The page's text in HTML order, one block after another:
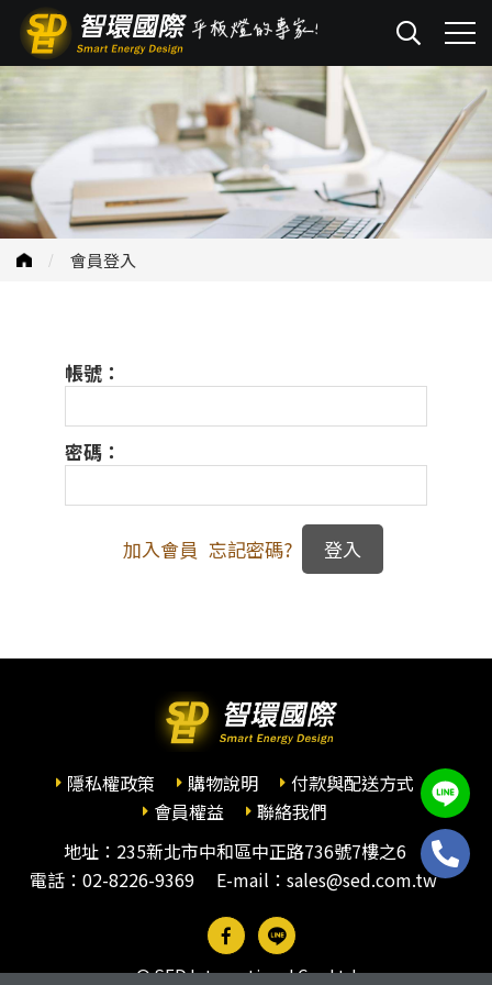
會員登入
帳號：
密碼：
加入會員 忘記密碼?
隱私權政策 購物說明
付款與配送方式
會員權益
聯絡我們
地址：235新北市中和區中正路736號7樓之6
電話： 02-8226-9369 E-mail：sales@sed.com.tw
© SED International Co., Ltd